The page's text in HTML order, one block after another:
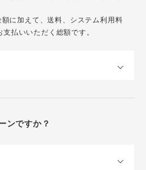
に加えて、送料、システム利用料
払いいただく総額です。
ンですか？